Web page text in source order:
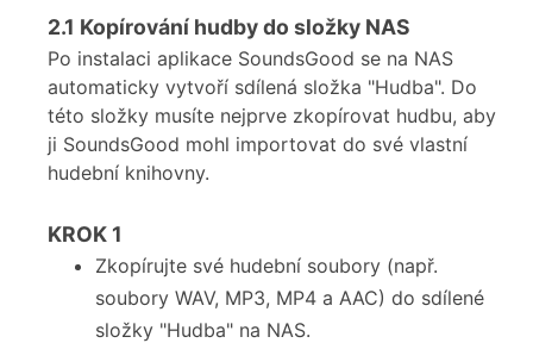
2.1 Kopírování hudby do složky NAS
Po instalaci aplikace SoundsGood se na NAS
automaticky vytvoří sdílená složka "Hudba". Do
této složky musíte nejprve zkopírovat hudbu, aby
ji SoundsGood mohl importovat do své vlastní
hudební knihovny.
KROK 1
Zkopírujte své hudební soubory (např.
soubory WAV, MP3, MP4 a AAC) do sdílené
složky "Hudba" na NAS.